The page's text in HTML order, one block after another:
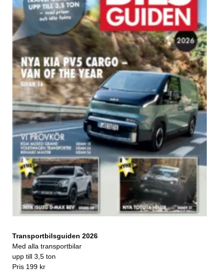
Transportbilsguiden 2026
Med alla transportbilar
upp till 3,5 ton
Pris 199 kr